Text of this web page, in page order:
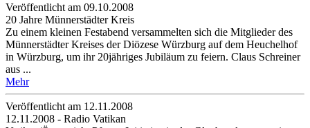
Veröffentlicht am 09­.10.2008
20 Jahre Münnerstädter Kreis
Zu einem kleinen Festabend versammelten sich die Mitglieder des
Münnerstädter Kreises der Diözese Würzburg auf dem Heuchelhof
in Würzburg, um ihr 20jähriges Jubiläum zu feiern. Claus Schreiner
aus ...
Mehr
Veröffentlicht am 12­.11.2008
12.11.2008 - Radio Vatikan